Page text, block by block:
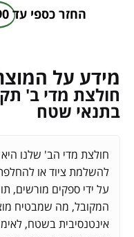
החזר כספי עד 90
מידע על
חולצת מדי ב'
בתנאי שטח
חולצת מדי הב' שלנו היא
להשלמת ציוד או
על ידי ספקים מורשים,
המקובל, מה שמבטיח
אינטנסיבית בשטח,